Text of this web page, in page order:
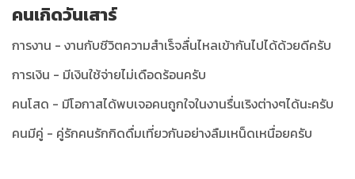
คนเกิดวันเสาร์
การงาน - งานกับชีวิตความสำเร็จลื่นไหลเข้ากันไปได้ด้วยดีครับ
การเงิน - มีเงินใช้จ่ายไม่เดือดร้อนครับ
คนโสด - มีโอกาสได้พบเจอคนถูกใจในงานรื่นเริงต่างๆได้นะครับ
คนมีคู่ - คู่รักคนรักกิดดื่มเที่ยวกันอย่างลืมเหน็ดเหนื่อยครับ